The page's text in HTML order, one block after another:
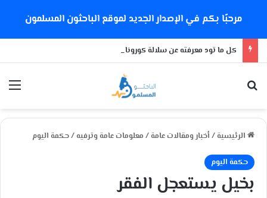
مرحبًا بكم في الإصدار الجديد لموقع الباحثون المسلمون
كل ما تود معرفته عن سلالة كورونا الجديدة
الرئيسية / أخبار ومقالات عامة / معلومات عامة وترفيه /حكمة اليوم
حكمة اليوم
بخيل يستعجل الفقر